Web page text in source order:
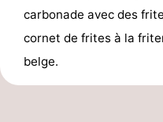
carbonade avec des
cornet de frites à la
belge.